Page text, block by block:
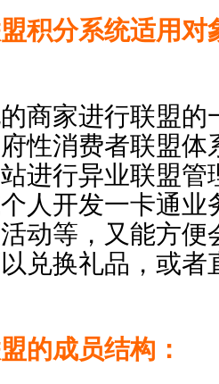
积分系统适用对
商家进行联盟
性消费者联盟
进行异业联盟
人开发一卡通
动等，又能方
兑换礼品，或者
的成员结构：